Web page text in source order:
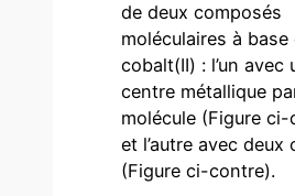
de deux composés
moléculaires à base
cobalt(II) : l’un avec
centre métallique
molécule (Figure ci-
et l’autre avec deux
(Figure ci-contre).